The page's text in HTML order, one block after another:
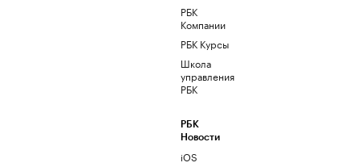
РБК
Компании
РБК Курсы
Школа
управления
РБК
РБК
Новости
iOS